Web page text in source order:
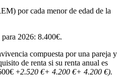
por cada menor de edad de la
2026: 8.400€.
compuesta por una pareja y
de renta si su renta anual es
+2.520 €+ 4.200 €+ 4.200 €).